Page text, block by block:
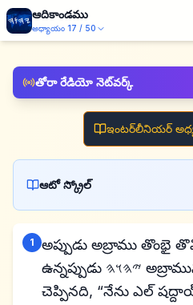
ఆదికాండము
అధ్యాయం 17 / 50
తోరా రేడియో నెట్‌వర్క్
ఇంటర్‌లీనియర్
ఆటో స్క్రోల్
1
అప్పుడు అబ్రాము తొంభై
ఉన్నప్పుడు 𐤉𐤄𐤅𐤄 అబ్రామునకు ప్రత్యక్షమై, అతనితో
చెప్పినది, “నేను ఎల్